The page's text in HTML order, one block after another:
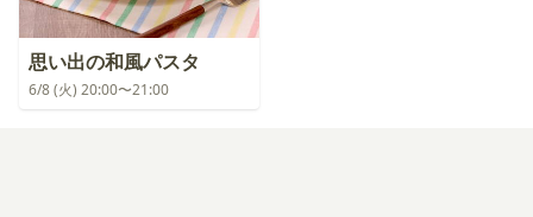
思い出の和風パスタ
6/8 (火) 20:00〜21:00